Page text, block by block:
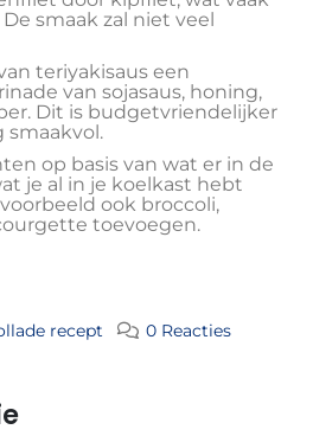
smaak zal niet veel
teriyakisaus een
van sojasaus, honing,
Dit is budgetvriendelijker
smaakvol.
op basis van wat er in de
je al in je koelkast hebt
ook broccoli,
toevoegen.
recept 0 Reacties